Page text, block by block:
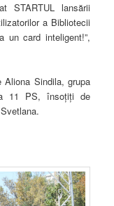
STARTUL lansării
a Bibliotecii
un card inteligent!”,
Aliona Sindila, grupa
11 PS, însoțiți de